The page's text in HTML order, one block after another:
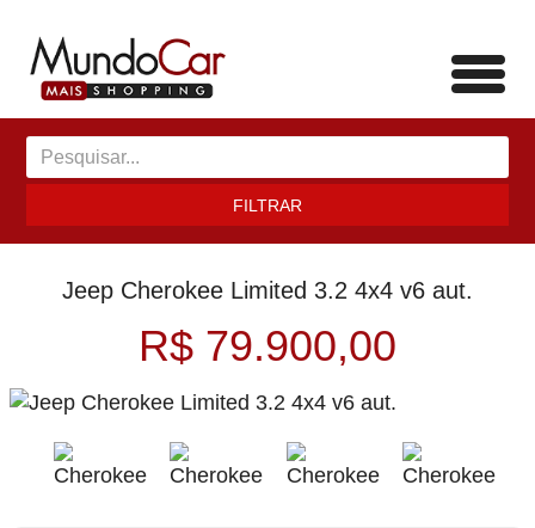
FILTRAR
Jeep Cherokee Limited 3.2 4x4 v6 aut.
R$ 79.900,00